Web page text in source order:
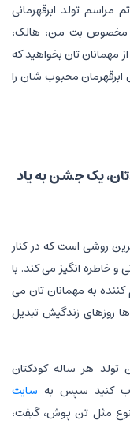
تولد ابرقهرمانی
مخصوص بت من، هالک،
مهمانان تان بخواهید که
ابرقهرمان محبوب شان را
یک جشن به یاد
روشی است که در کنار
و خاطره انگیز می کند. با
به مهمانان تان می
روزهای زندگیش تبدیل
هر ساله کودکتان
کنید سپس به سایت
مثل تن پوش، گیفت،